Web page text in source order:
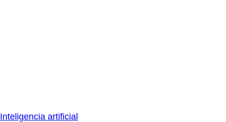
Inteligencia artificial